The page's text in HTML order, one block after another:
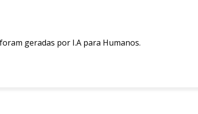
geradas por I.A para Humanos.